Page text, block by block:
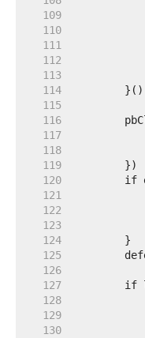
   109
   110
   111
   112
   113
   114
   115
   116
   117
   118
   119
   120
   121
   122
   123
   124
   125
   126
   127
   128
   129
   130